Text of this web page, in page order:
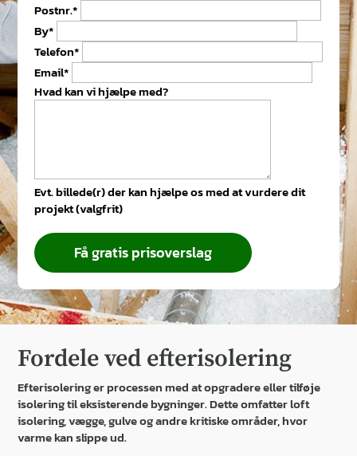
Postnr.*
By*
Telefon*
Email*
Hvad kan vi hjælpe med?
Evt. billede(r) der kan hjælpe os med at vurdere dit
projekt (valgfrit)
Få gratis prisoverslag
Fordele ved efterisolering
Efterisolering er processen med at opgradere eller tilføje
isolering til eksisterende bygninger. Dette omfatter loft
isolering, vægge, gulve og andre kritiske områder, hvor
varme kan slippe ud.